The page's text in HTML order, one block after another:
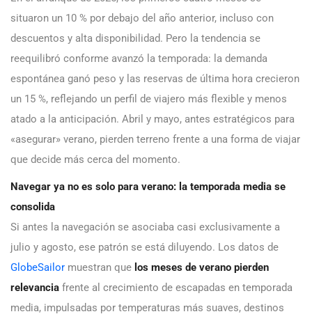
situaron un 10 % por debajo del año anterior, incluso con
descuentos y alta disponibilidad. Pero la tendencia se
reequilibró conforme avanzó la temporada: la demanda
espontánea ganó peso y las reservas de última hora crecieron
un 15 %, reflejando un perfil de viajero más flexible y menos
atado a la anticipación. Abril y mayo, antes estratégicos para
«asegurar» verano, pierden terreno frente a una forma de viajar
que decide más cerca del momento.
Navegar ya no es solo para verano: la temporada media se
consolida
Si antes la navegación se asociaba casi exclusivamente a
julio y agosto, ese patrón se está diluyendo. Los datos de
GlobeSailor muestran que los meses de verano pierden
relevancia frente al crecimiento de escapadas en temporada
media, impulsadas por temperaturas más suaves, destinos